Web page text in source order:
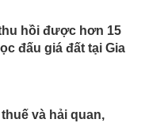
hồi được hơn 15
đấu giá đất tại Gia
và hải quan,